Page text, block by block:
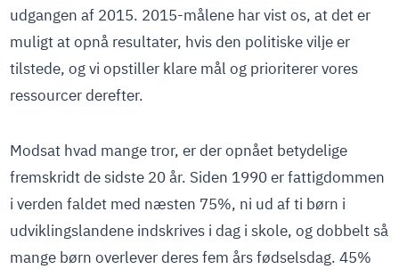
udgangen af 2015. 2015-målene har vist os, at det er
muligt at opnå resultater, hvis den politiske vilje er
tilstede, og vi opstiller klare mål og prioriterer vores
ressourcer derefter.
Modsat hvad mange tror, er der opnået betydelige
fremskridt de sidste 20 år. Siden 1990 er fattigdommen
i verden faldet med næsten 75%, ni ud af ti børn i
udviklingslandene indskrives i dag i skole, og dobbelt så
mange børn overlever deres fem års fødselsdag. 45%